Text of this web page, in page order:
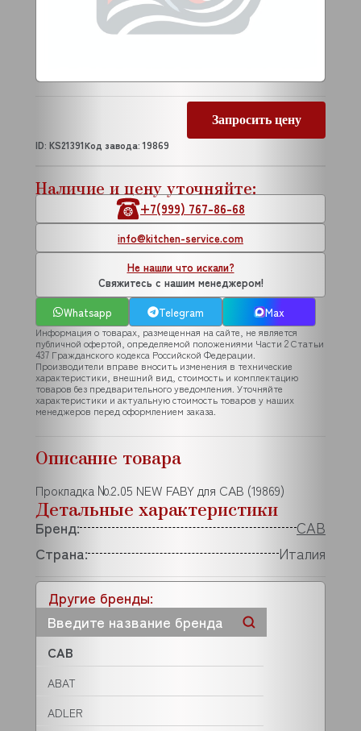
Другие бренды:
CAB
ABAT
ADLER
Запросить цену
ID: KS21391Код завода: 19869
Наличие и цену уточняйте:
+7(999) 767-86-68
info@kitchen-service.com
Не нашли что искали?
Свяжитесь с нашим менеджером!
Whatsapp
Telegram Max
Информация о товарах, размещенная на сайте, не является
публичной офертой, определяемой положениями Части 2 Статьи
437 Гражданского кодекса Российской Федерации.
Производители вправе вносить изменения в технические
характеристики, внешний вид, стоимость и комплектацию
товаров без предварительного уведомления. Уточняйте
характеристики и актуальную стоимость товаров у наших
менеджеров перед оформлением заказа.
Описание товара
Прокладка №2.05 NEW FABY для CAB (19869)
Детальные характеристики
Бренд:
CAB
Страна:
Италия